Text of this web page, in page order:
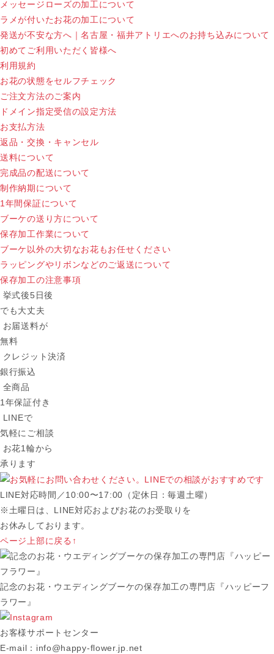
メッセージローズの加工について
ラメが付いたお花の加工について
発送が不安な方へ｜名古屋・福井アトリエへのお持ち込みについて
初めてご利用いただく皆様へ
利用規約
お花の状態をセルフチェック
ご注文方法のご案内
ドメイン指定受信の設定方法
お支払方法
返品・交換・キャンセル
送料について
完成品の配送について
制作納期について
1年間保証について
ブーケの送り方について
保存加工作業について
ブーケ以外の大切なお花もお任せください
ラッピングやリボンなどのご返送について
保存加工の注意事項
挙式後5日後
でも大丈夫
お届送料が
無料
クレジット決済
銀行振込
全商品
1年保証付き
LINEで
気軽にご相談
お花1輪から
承ります
LINE対応時間／10:00〜17:00（定休日：毎週土曜）
※土曜日は、LINE対応およびお花のお受取りを
お休みしております。
ページ上部に戻る↑
記念のお花・ウエディングブーケの保存加工の専門店『ハッピーフ
ラワー』
お客様サポートセンター
E-mail：info@happy-flower.jp.net